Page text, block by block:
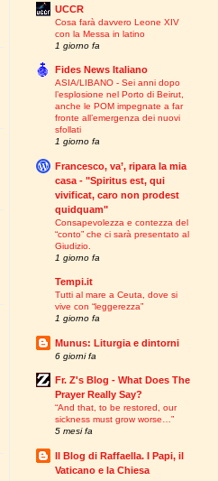
UCCR
Cosa farà davvero Leone XIV
con la Messa in latino
1 giorno fa
Fides News Italiano
ASIA/LIBANO - Sei anni dopo
l’esplosione nel Porto di Beirut,
anche le POM impegnate a far
fronte all’emergenza dei nuovi
sfollati
1 giorno fa
Francesco, va’, ripara la mia
casa - "Spiritus est, qui
vivificat, caro non prodest
quidquam"
Consapevolezza e contezza del
“conto” che ci sarà presentato al
Giudizio.
1 giorno fa
Tempi.it
Tutti al mare a Ceuta, dove si
vive con “leggerezza”
1 giorno fa
Munus: Liturgia e dintorni
6 giorni fa
Fr. Z's Blog - What Does The
Prayer Really Say?
“And that, to be restored, our
sickness must grow worse…”
5 mesi fa
Il Blog di Raffaella. I Papi, il
Vaticano e la Chiesa